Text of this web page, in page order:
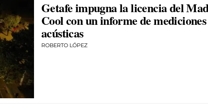
Getafe impugna la licencia del
Cool con un informe de mediciones
acústicas
ROBERTO LÓPEZ